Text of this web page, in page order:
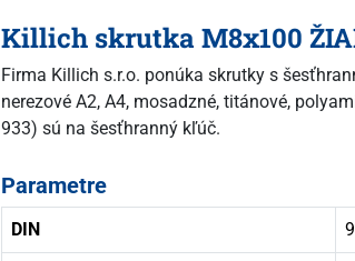
Killich skrutka M8x100
Firma Killich s.r.o. ponúka skrutky s
nerezové A2, A4, mosadzné, titánové,
933) sú na šesťhranný kľúč.
Parametre
DIN